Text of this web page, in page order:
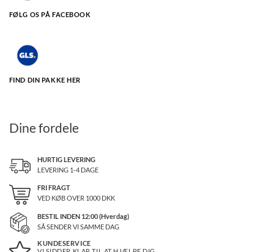
FØLG OS PÅ FACEBOOK
FIND DIN PAKKE HER
Dine fordele
HURTIG LEVERING
LEVERING 1-4 DAGE
FRI FRAGT
VED KØB OVER 1000DKK
BESTIL INDEN 12:00 (Hverdag)
SÅ SENDER VI SAMME DAG
KUNDESERVICE